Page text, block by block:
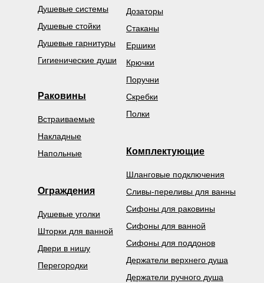
Душевые гарнитуры
Душевые системы
Гигиенические души
Поручни
Скребки
Дозаторы
Полки
Стаканы
Ершики
Крючки
Сифоны для поддонов
Держатели верхнего душа
Держатели ручного душа
Сливы-переливы для ванны
Сифоны для ванной
Шланговые подключения
Сифоны для раковины
Раковины
Встраиваемые
Накладные
Напольные
Ограждения
Душевые уголки
Шторки для ванной
Двери в нишу
Перегородки
Комплектующие
Душевые стойки